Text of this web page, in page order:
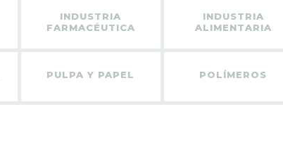
INDUSTRIA
FARMACÉUTICA
INDUSTRIA
ALIMENTARIA
PULPA Y PAPEL POLÍMEROS